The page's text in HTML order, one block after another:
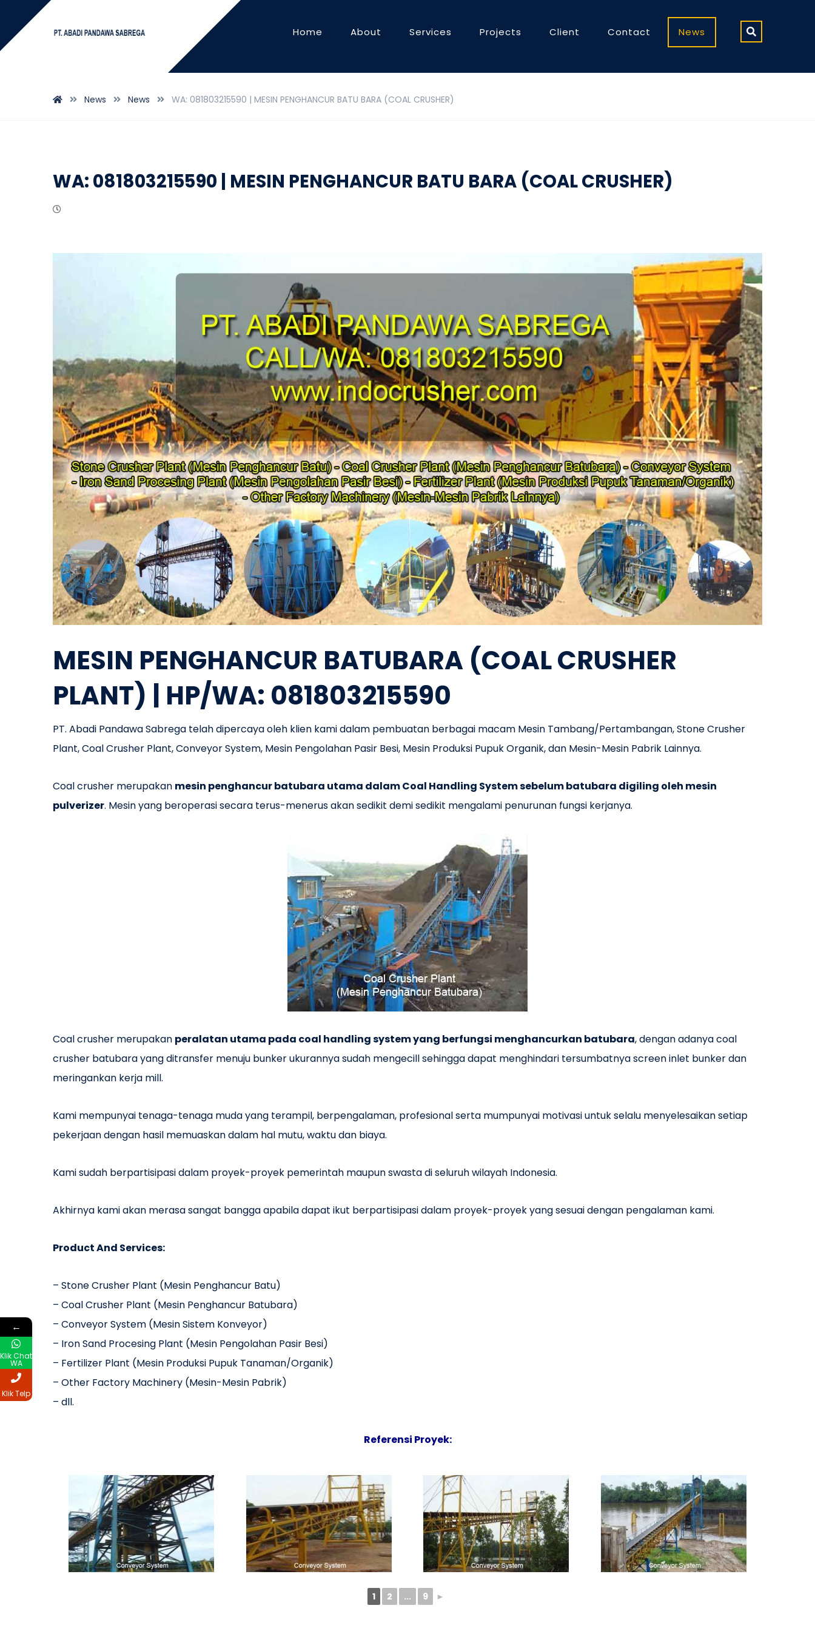
Home About Services Projects Client Contact News
News News WA: 081803215590 | MESIN PENGHANCUR BATU BARA (COAL CRUSHER)
WA: 081803215590 | MESIN PENGHANCUR BATU BARA (COAL CRUSHER)
MESIN PENGHANCUR BATUBARA (COAL CRUSHER
PLANT) | HP/WA: 081803215590
PT. Abadi Pandawa Sabrega telah dipercaya oleh klien kami dalam pembuatan berbagai macam Mesin Tambang/Pertambangan, Stone Crusher
Plant, Coal Crusher Plant, Conveyor System, Mesin Pengolahan Pasir Besi, Mesin Produksi Pupuk Organik, dan Mesin-Mesin Pabrik Lainnya.
Coal crusher merupakan mesin penghancur batubara utama dalam Coal Handling System sebelum batubara digiling oleh mesin
pulverizer. Mesin yang beroperasi secara terus-menerus akan sedikit demi sedikit mengalami penurunan fungsi kerjanya.
Coal crusher merupakan peralatan utama pada coal handling system yang berfungsi menghancurkan batubara, dengan adanya coal
crusher batubara yang ditransfer menuju bunker ukurannya sudah mengecill sehingga dapat menghindari tersumbatnya screen inlet bunker dan
meringankan kerja mill.
Kami mempunyai tenaga-tenaga muda yang terampil, berpengalaman, profesional serta mumpunyai motivasi untuk selalu menyelesaikan setiap
pekerjaan dengan hasil memuaskan dalam hal mutu, waktu dan biaya.
Kami sudah berpartisipasi dalam proyek-proyek pemerintah maupun swasta di seluruh wilayah Indonesia.
Akhirnya kami akan merasa sangat bangga apabila dapat ikut berpartisipasi dalam proyek-proyek yang sesuai dengan pengalaman kami.
Product And Services:
– Stone Crusher Plant (Mesin Penghancur Batu)
– Coal Crusher Plant (Mesin Penghancur Batubara)
– Conveyor System (Mesin Sistem Konveyor)
– Iron Sand Procesing Plant (Mesin Pengolahan Pasir Besi)
– Fertilizer Plant (Mesin Produksi Pupuk Tanaman/Organik)
– Other Factory Machinery (Mesin-Mesin Pabrik)
– dll.
Referensi Proyek:
1 2 ... 9 ►
←
Klik Chat
WA
Klik Telp